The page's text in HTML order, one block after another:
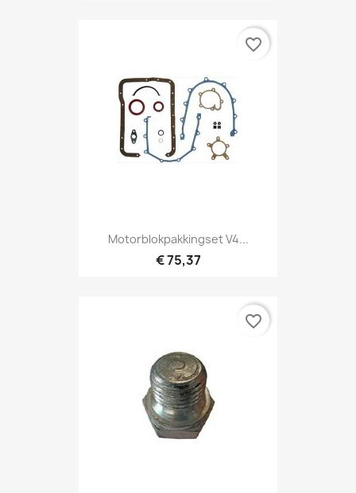
Motorblokpakkingset V4...
€ 75,37
favorite_border
favorite_border